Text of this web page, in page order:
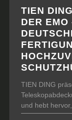
TIEN
DER EMO
TIEN DING
und hebt
Kombination